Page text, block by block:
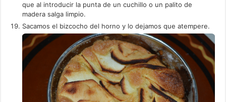
que al introducir la punta de un cuchillo o un palito de
madera salga limpio.
Sacamos el bizcocho del horno y lo dejamos que atempere.